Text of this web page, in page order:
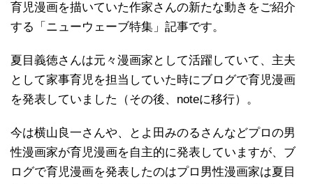
育児漫画を描いていた作家さんの新たな動きをご紹介
する「ニューウェーブ特集」記事です。
夏目義徳さんは元々漫画家として活躍していて、主夫
として家事育児を担当していた時にブログで育児漫画
を発表していました（その後、noteに移行）。
今は横山良一さんや、とよ田みのるさんなどプロの男
性漫画家が育児漫画を自主的に発表していますが、ブ
ログで育児漫画を発表したのはプロ男性漫画家は夏目